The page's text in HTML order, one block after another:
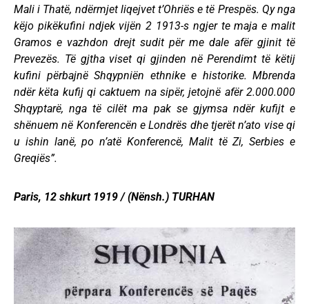
Mali i Thatë, ndërmjet liqejvet t’Ohriës e të Prespës. Qy nga
këjo pikëkufini ndjek vijën 2 1913-s ngjer te maja e malit
Gramos e vazhdon drejt sudit për me dale afër gjinit të
Prevezës. Të gjtha viset qi gjinden në Perendimt të këtij
kufini përbajnë Shqypniën ethnike e historike. Mbrenda
ndër këta kufij qi caktuem na sipër, jetojnë afër 2.000.000
Shqyptarë, nga të cilët ma pak se gjymsa ndër kufijt e
shënuem në Konferencën e Londrës dhe tjerët n’ato vise qi
u ishin lanë, po n’atë Konferencë, Malit të Zi, Serbies e
Greqiës”.
Paris, 12 shkurt 1919 / (Nënsh.) TURHAN